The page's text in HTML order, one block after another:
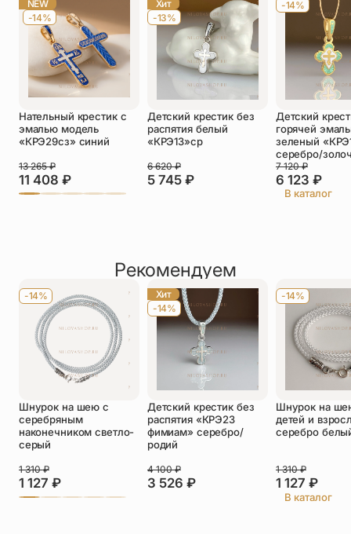
Телефон*
Отзыв*
Прикрепить фото
Оставить отзыв
Подтверждаю свое согласие с
политикой конфиденциальностии даю
согласие на обработку персональных
данных
Пока нет отзывов. Будьте первым!
NEW
-14%
Нательный крестик с
эмалью модель
«КРЭ29сз» синий
11 408 ₽
13 265₽
Хит
-13%
Детский крестик без
распятия белый
«КРЭ13»ср
5 745 ₽
6 620₽
-14%
Детский
горячей
зеленый
серебро/
6 123 ₽
7 120₽
В каталог
Рекомендуем
-14%
Шнурок на шею с
серебряным
наконечником светло-
серый
1 127 ₽
1 310₽
Хит
-14%
Детский крестик без
распятия «КРЭ23
фимиам» серебро/
родий
3 526 ₽
4 100₽
-14%
Шнурок на
детей и
серебро
1 127 ₽
1 310₽
В каталог